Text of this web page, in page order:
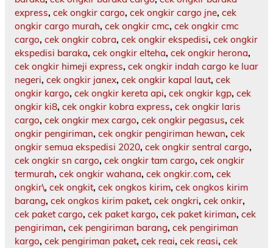
express, cek ongkir cargo, cek ongkir cargo jne, cek
ongkir cargo murah, cek ongkir cmc, cek ongkir cmc
cargo, cek ongkir cobra, cek ongkir ekspedisi, cek ongkir
ekspedisi baraka, cek ongkir elteha, cek ongkir herona,
cek ongkir himeji express, cek ongkir indah cargo ke luar
negeri, cek ongkir janex, cek ongkir kapal laut, cek
ongkir kargo, cek ongkir kereta api, cek ongkir kgp, cek
ongkir ki8, cek ongkir kobra express, cek ongkir laris
cargo, cek ongkir mex cargo, cek ongkir pegasus, cek
ongkir pengiriman, cek ongkir pengiriman hewan, cek
ongkir semua ekspedisi 2020, cek ongkir sentral cargo,
cek ongkir sn cargo, cek ongkir tam cargo, cek ongkir
termurah, cek ongkir wahana, cek ongkir.com, cek
ongkir\, cek ongkit, cek ongkos kirim, cek ongkos kirim
barang, cek ongkos kirim paket, cek ongkri, cek onkir,
cek paket cargo, cek paket kargo, cek paket kiriman, cek
pengiriman, cek pengiriman barang, cek pengiriman
kargo, cek pengiriman paket, cek reai, cek reasi, cek